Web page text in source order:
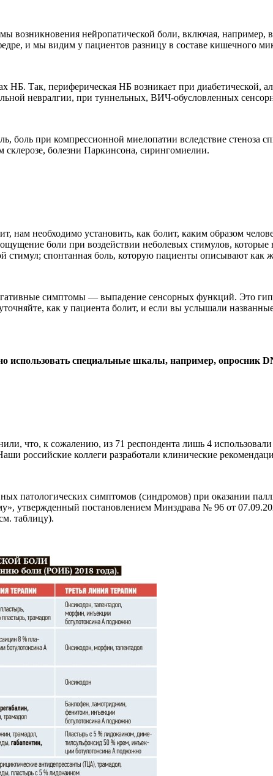
возникновения нейропатической боли, включая,
и мы видим у пациентов разницу в составе кишечного
НБ. Так, периферическая НБ возникает при диабетической,
невралгии, при туннельных, ВИЧ-обусловленных
боль при компрессионной миелопатии вследствие
склерозе, болезни Паркинсона, сирингомиелии.
нам необходимо установить, как болит, каким образом
боли при воздействии неболевых стимулов,
стимул; спонтанная боль, которую пациенты описывают
симптомы — выпадение сенсорных функций. Это
как у пациента болит, и если вы услышали
использовать специальные шкалы, например, опросник
что, к сожалению, из 71 респондента лишь 4
российские коллеги разработали клинические
патологических симптомов (синдромов) при оказании
утвержденный постановлением Минздрава № 96 от
таблицу).